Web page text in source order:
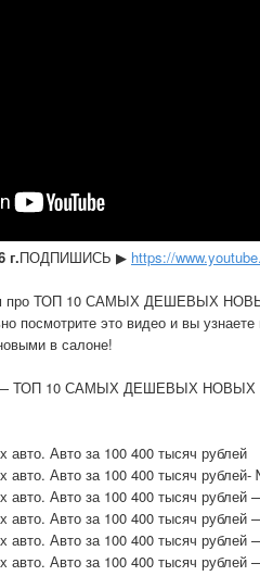
г.ПОДПИШИСЬ ▶ https://
про ТОП 10 САМЫХ ДЕШЕВЫХ
посмотрите это видео и вы
в салоне!
ТОП 10 САМЫХ ДЕШЕВЫХ НОВЫХ
Авто за 100 400 тысяч рублей
Авто за 100 400 тысяч
Авто за 100 400 тысяч
Авто за 100 400 тысяч
Авто за 100 400 тысяч
Авто за 100 400 тысяч